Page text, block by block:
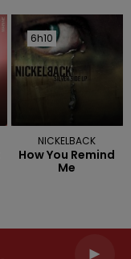
6h10
6h10
NICKELBACK
How You Remind
Me